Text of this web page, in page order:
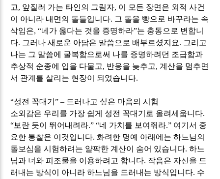
고, 앞질러 가는 타인의 그림자, 이 모든 장면은 외적 사건
이 아니라 내면의 돌들입니다. 그 돌을 빵으로 바꾸라는 속
삭임은, “네가 옳다는 것을 증명하라”는 충동으로 변합니
다. 그러나 새로운 아담은 말씀으로 배부르셨지요. 그리고
나는 그 말씀에 굴복함으로써 나를 증명하려던 조급함과
추상적 순종에 입을 다물고, 반응을 늦추고,계산을 멈추면
서 관계를 살리는 현장이 되었습니다.
“성전 꼭대기”– 드러나고 싶은 마음의 시험
소외감은 우리를 가장 쉽게 성전 꼭대기로 올려세웁니다.
“보란 듯이 뛰어내려라.” “네 가치를 보여줘라.” 여기서 중
요한 통찰은 이것입니다. 화려한 명예 아래에는 하느님의
돌보심을 시험하려는 얄팍한 계산이 숨어 있습니다.하느
님과 너와 피조물을 이용하려고 합니다. 작음은 자신을 드
러내는 방식이 아니라 하느님을 드러내는 방식입니다. 수